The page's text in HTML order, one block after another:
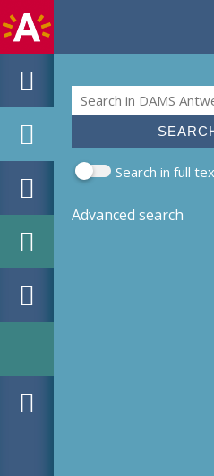
Search form
Search
Search in full
Advanced search